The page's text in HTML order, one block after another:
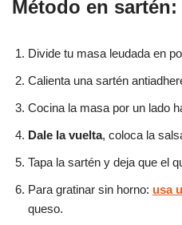
Método en sartén:
Divide tu masa leudada en
Calienta una sartén
Cocina la masa por un lado
Dale la vuelta, coloca la
Tapa la sartén y deja que el
Para gratinar sin horno: usa
queso.